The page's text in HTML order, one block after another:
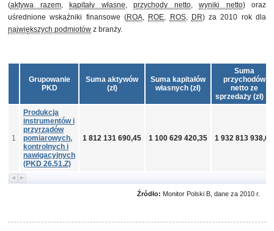
(aktywa razem, kapitały własne, przychody netto, wyniki netto) oraz
uśrednione wskaźniki finansowe (ROA, ROE, ROS, DR) za 2010 rok dla
największych podmiotów z branży.
Grupowanie
PKD
Suma aktywów
(zł)
Suma kapitałów
własnych (zł)
Suma
przychodów
netto ze
sprzedaży (zł)
1
Produkcja
instrumentów i
przyrządów
pomiarowych,
kontrolnych i
nawigacyjnych
(PKD 26.51.Z)
1 812 131 690,45 1 100 629 420,35 1 932 813 938,62
Źródło: Monitor Polski B, dane za 2010 r.